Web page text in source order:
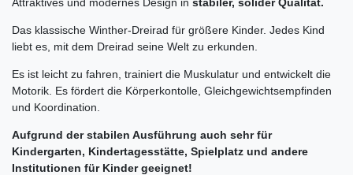
Das klassische Winther-Dreirad für größere Kinder. Jedes Kind
liebt es, mit dem Dreirad seine Welt zu erkunden.
Es ist leicht zu fahren, trainiert die Muskulatur und entwickelt die
Motorik. Es fördert die Körperkontolle, Gleichgewichtsempfinden
und Koordination.
Aufgrund der stabilen Ausführung auch sehr für
Kindergarten, Kindertagesstätte, Spielplatz und andere
Institutionen für Kinder geeignet!